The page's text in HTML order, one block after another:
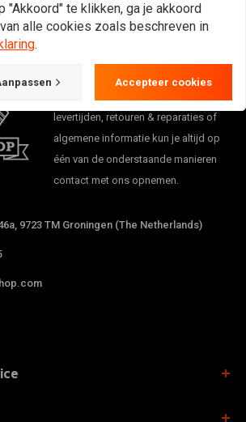
levertijden, retouren & reparaties of
algemene informatie kun je altijd op
één van de onderstaande manieren
contact met ons opnemen.
9723 TM Groningen (The Netherlands)
"Akkoord" te klikken, ga je akkoord
alle cookies zoals beschreven in
.
Accepteer cookies